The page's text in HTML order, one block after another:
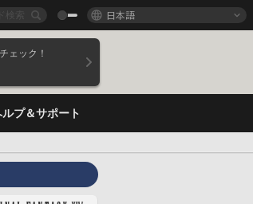
日本語
ェック！
ルプ＆サポート